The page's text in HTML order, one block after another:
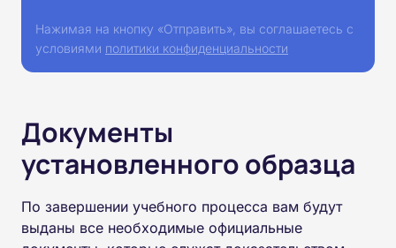
Нажимая на кнопку «Отправить», вы соглашаетесь с
условиями политики конфиденциальности
Документы
установленного образца
По завершении учебного процесса вам будут
выданы все необходимые официальные